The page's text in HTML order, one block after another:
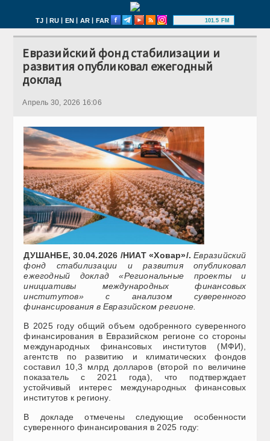
TJ | RU | EN | AR | FAR 101.5 FM
Евразийский фонд стабилизации и
развития опубликовал ежегодный
доклад
Апрель 30, 2026 16:06
ДУШАНБЕ, 30.04.2026 /НИАТ «Ховар»/. Евразийский
фонд стабилизации и развития опубликовал
ежегодный доклад «Региональные проекты и
инициативы международных финансовых
институтов» с анализом суверенного
финансирования в Евразийском регионе.
В 2025 году общий объем одобренного суверенного
финансирования в Евразийском регионе со стороны
международных финансовых институтов (МФИ),
агентств по развитию и климатических фондов
составил 10,3 млрд долларов (второй по величине
показатель с 2021 года), что подтверждает
устойчивый интерес международных финансовых
институтов к региону.
В докладе отмечены следующие особенности
суверенного финансирования в 2025 году: